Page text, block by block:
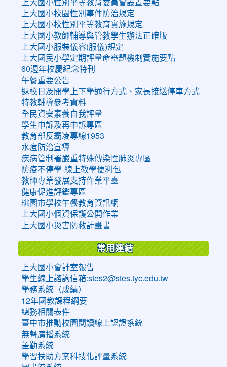
上大國小性別平等教育委員會設置要點
上大國小校園性別事件防治規定
上大國小校性別平等教育實施規定
上大國小教師輔導與管教學生辦法正確版
上大國小服裝儀容(服儀)規定
上大國民小學定期評量命審題機制實施要點
60週年校慶紀念特刊
午餐重要公告
返校日及開學上下學通行方式、家長接送停車方式
特教輔導參考資料
全民資安素養自我評量
學生申訴及再申訴專區
教育部反霸凌專線1953
水痘防治宣導
疾病管制署嚴重特殊傳染性肺炎專區
防疫不停學-線上教學便利包
教師專業發展支持作業平臺
健康促進評鑑專區
桃園市學校午餐教育資訊網
上大國小個資保護公開作業
上大國小災害防救計畫書
常用連結
上大國小會計室報告
學生線上諮詢信箱:stes2@stes.tyc.edu.tw
學務系統（成績）
12年國教課程綱要
總務相關表件
臺中市推動校園閱讀線上認證系統
無聲廣播系統
差勤系統
學習扶助方案科技化評量系統